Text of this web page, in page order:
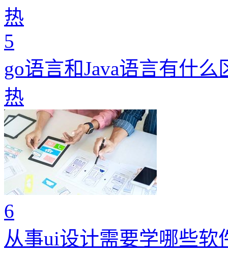
热
5
go语言和Java语言有什么
热
6
从事ui设计需要学哪些软